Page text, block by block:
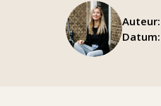
Auteur:
Datum: